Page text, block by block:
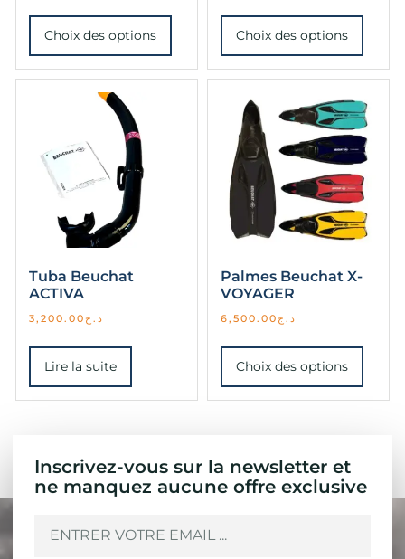
Choix des options Choix des options
Tuba Beuchat
ACTIVA
د.ج 3,200.00
Lire la suite
Palmes Beuchat X-
VOYAGER
د.ج 6,500.00
Choix des options
Inscrivez-vous sur la newsletter et
ne manquez aucune offre exclusive